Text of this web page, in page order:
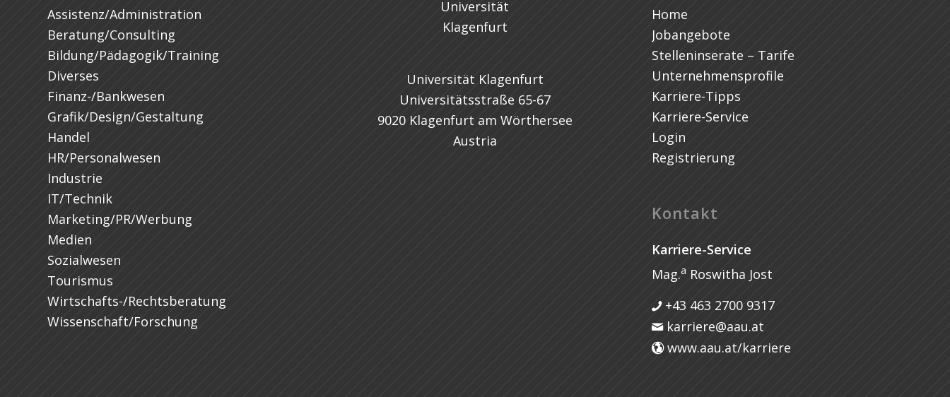
Assistenz/Administration
Beratung/Consulting
Bildung/Pädagogik/Training
Diverses
Finanz-/Bankwesen
Grafik/Design/Gestaltung
Handel
HR/Personalwesen
Industrie
IT/Technik
Marketing/PR/Werbung
Medien
Sozialwesen
Tourismus
Wirtschafts-/Rechtsberatung
Wissenschaft/Forschung
Universität Klagenfurt
Universitätsstraße 65-67
9020 Klagenfurt am Wörthersee
Austria
Home
Jobangebote
Stelleninserate – Tarife
Unternehmensprofile
Karriere-Tipps
Karriere-Service
Login
Registrierung
Kontakt
Karriere-Service
Mag.a Roswitha Jost
+43 463 2700 9317
karriere@aau.at
www.aau.at/karriere